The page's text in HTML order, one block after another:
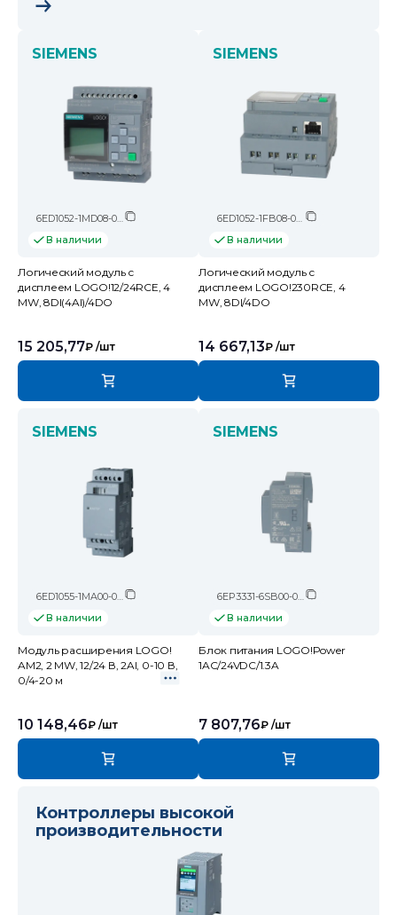
SIEMENS
В наличии
Логический модуль c
дисплеем LOGO!12/24RCE, 4
MW, 8DI(4AI)/4DO
15 205,77₽ /шт
SIEMENS
В наличии
Логический модуль c
дисплеем LOGO!230RCE, 4
MW, 8DI/4DO
14 667,13₽ /шт
SIEMENS
В наличии
Модуль расширения LOGO!
AM2, 2 MW, 12/24 В, 2AI, 0-10 В,
0/4-20 м
10 148,46₽ /шт
SIEMENS
В наличии
Блок питания LOGO!Power
1AC/24VDC/1.3A
7 807,76₽ /шт
Контроллеры высокой
производительности